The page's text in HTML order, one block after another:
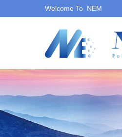
Welcome To NEM